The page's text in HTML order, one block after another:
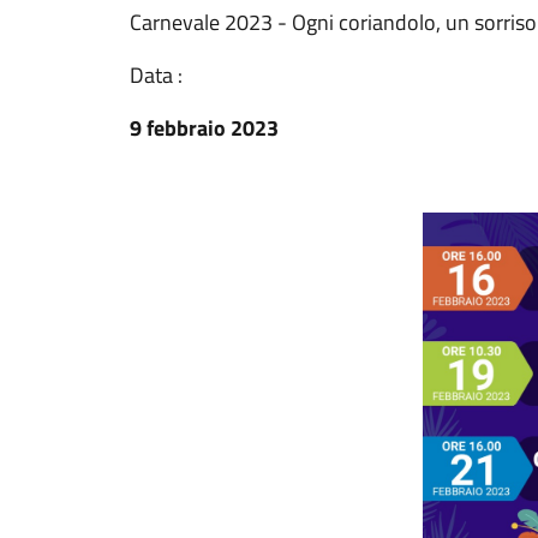
Carnevale 2023 - Ogni coriandolo, un
Data :
9 febbraio 2023